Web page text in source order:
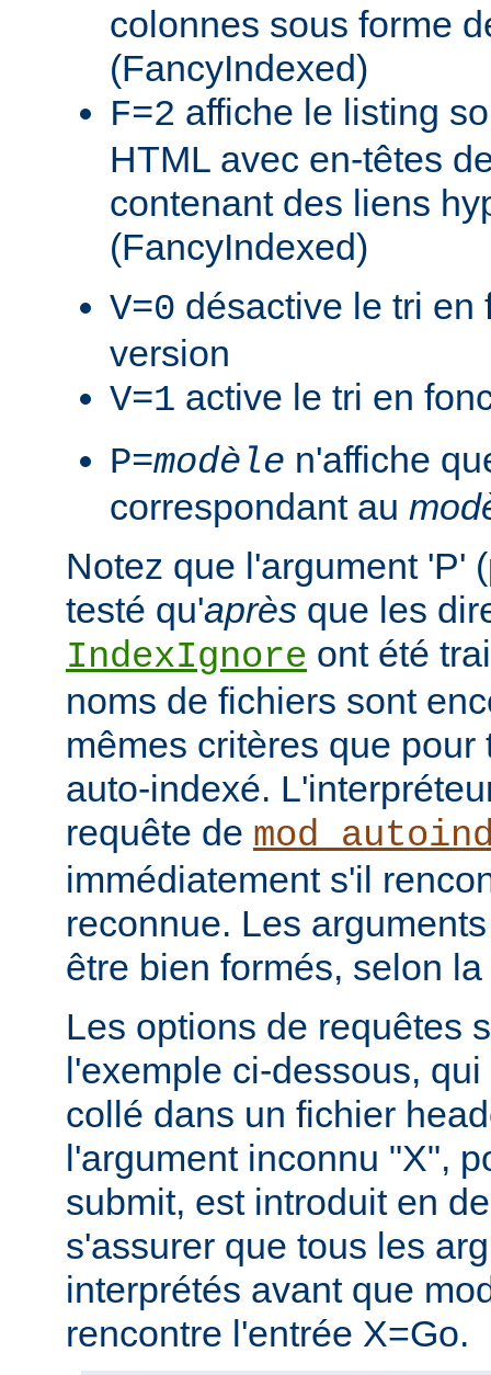
colonnes sous forme
(FancyIndexed)
F=2 affiche le listing
HTML avec en-têtes
contenant des liens
(FancyIndexed)
V=0 désactive le tri en
version
V=1 active le tri en
P=modèle n'affiche
correspondant au
Notez que l'argument 'P'
testé qu'après que les
IndexIgnore ont été
noms de fichiers sont
mêmes critères que pour
auto-indexé.
requête de
immédiatement s'il
reconnue. Les
être bien formés, selon
Les options de requêtes
l'exemple ci-dessous,
collé dans un fichier
l'argument inconnu "X",
submit, est introduit en
s'assurer que tous les
interprétés avant que
rencontre l'entrée X=Go.